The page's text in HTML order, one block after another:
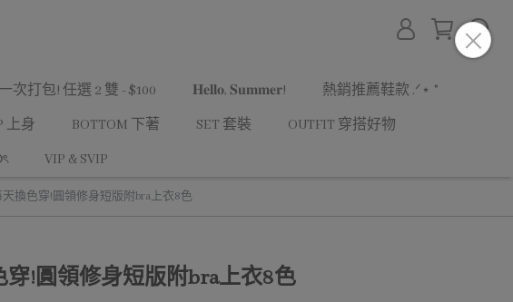
次打包! 任選 2 雙 - $100 𝐇𝐞𝐥𝐥𝐨, 𝐒𝐮𝐦𝐦𝐞𝐫! 熱銷推薦鞋款 .ᐟ⋆ ˚
上身 BOTTOM 下著 SET 套裝 OUTFIT 穿搭好物
VIP & SVIP
天換色穿!圓領修身短版附bra上衣8色
穿!圓領修身短版附bra上衣8色